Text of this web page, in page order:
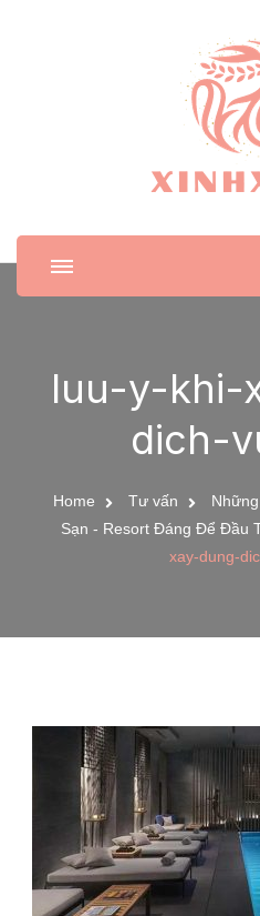
Trang tin tức
luu-y-khi-
dich-
Home Tư vấn
Sạn - Resort Đáng Để Đầu
xay-dung-